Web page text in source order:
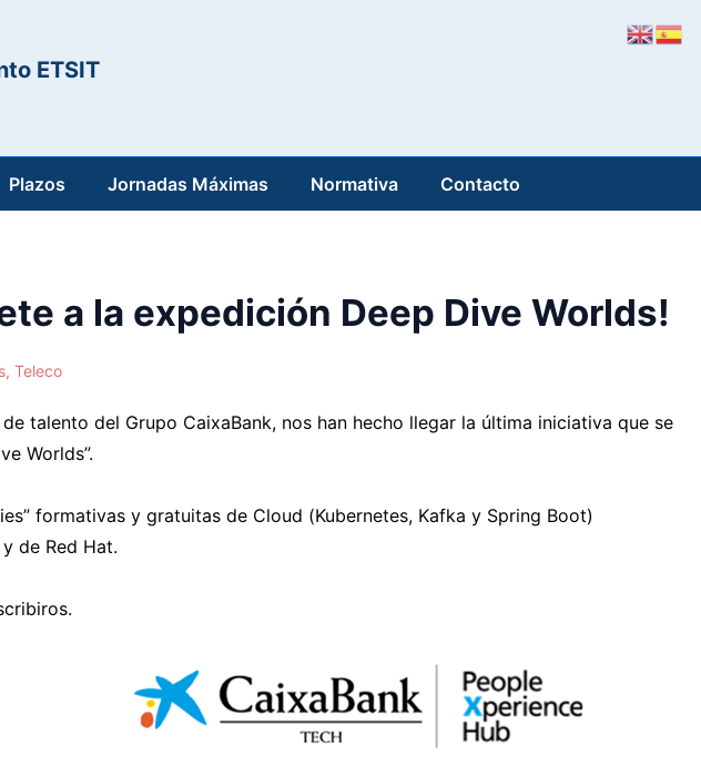
ETSIT
Plazos Jornadas Máximas Normativa Contacto
a la expedición Deep Dive Worlds!
,Teleco
talento del Grupo CaixaBank, nos han hecho llegar la última iniciativa que se
Worlds”.
formativas y gratuitas de Cloud (Kubernetes, Kafka y Spring Boot)
de Red Hat.